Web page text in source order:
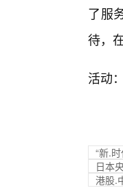
了服
待，
活动
“新.
日本
港股.